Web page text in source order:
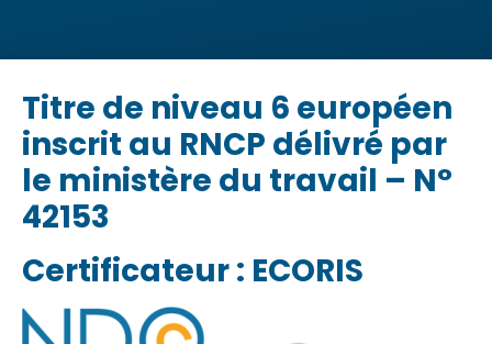
Titre de niveau 6 européen
inscrit au RNCP délivré par
le ministère du travail – N°
42153
Certificateur : ECORIS